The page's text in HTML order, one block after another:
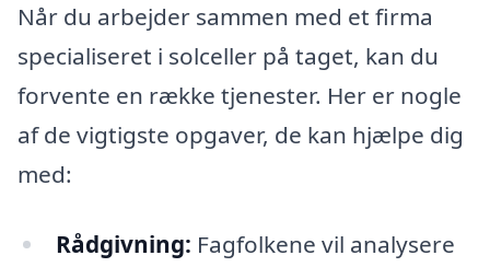
Når du arbejder sammen med et firma
specialiseret i solceller på taget, kan du
forvente en række tjenester. Her er nogle
af de vigtigste opgaver, de kan hjælpe dig
med:
Rådgivning: Fagfolkene vil analysere